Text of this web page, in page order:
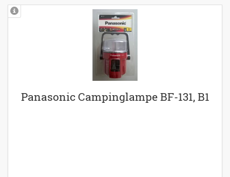
Panasonic Campinglampe BF-131, B1